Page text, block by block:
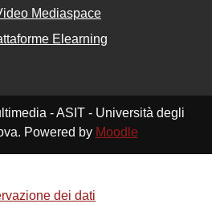
Mediaspace
Elearning
- ASIT - Università degli
Powered by Moodle
dei dati